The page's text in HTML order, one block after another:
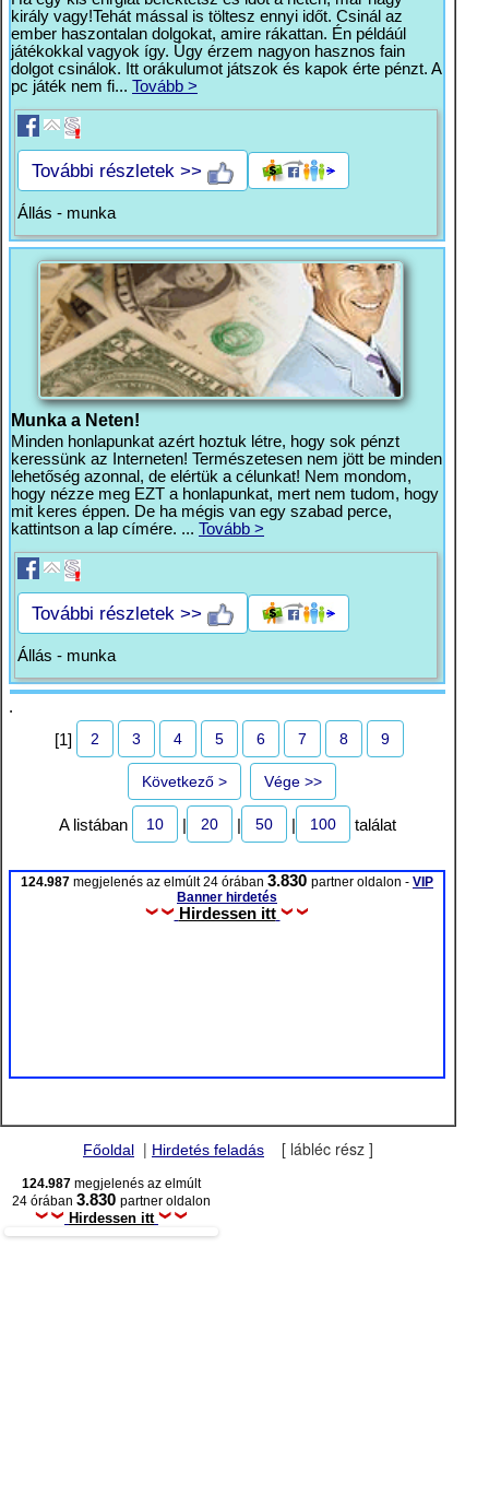
király vagy!Tehát mással is töltesz ennyi időt. Csinál az
ember haszontalan dolgokat, amire rákattan. Én példáúl
játékokkal vagyok így. Úgy érzem nagyon hasznos fain
dolgot csinálok. Itt orákulumot játszok és kapok érte pénzt. A
pc játék nem fi... Tovább >
További részletek >>
Állás - munka
Munka a Neten!
Minden honlapunkat azért hoztuk létre, hogy sok pénzt
keressünk az Interneten! Természetesen nem jött be minden
lehetőség azonnal, de elértük a célunkat! Nem mondom,
hogy nézze meg EZT a honlapunkat, mert nem tudom, hogy
mit keres éppen. De ha mégis van egy szabad perce,
kattintson a lap címére. ... Tovább >
További részletek >>
Állás - munka
.
[1]
2 3 4 5 6 7 8 9
Következő > Vége >>
A listában 10 20 50 100 találat
124.987 megjelenés az elmúlt 24 órában 3.830 partner oldalon - VIP
Banner hirdetés
Hirdessen itt
Főoldal | Hirdetés feladás [ lábléc rész ]
124.987 megjelenés az elmúlt
24 órában 3.830 partner oldalon
Hirdessen itt